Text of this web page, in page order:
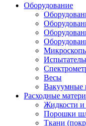
Оборудование
Весы
Вакуумные
Расходные
Жидкости и
Порошки
Ткани